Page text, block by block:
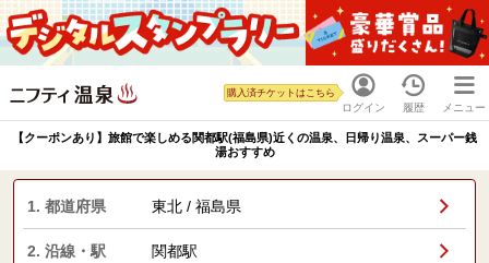
ログイン
購入済チケットはこちら
履歴 メニュー
【クーポンあり】旅館で楽しめる関都駅(福島県)近くの温泉、日帰り温泉、スーパー銭
湯おすすめ
1. 都道府県 東北 / 福島県
2. 沿線・駅 関都駅